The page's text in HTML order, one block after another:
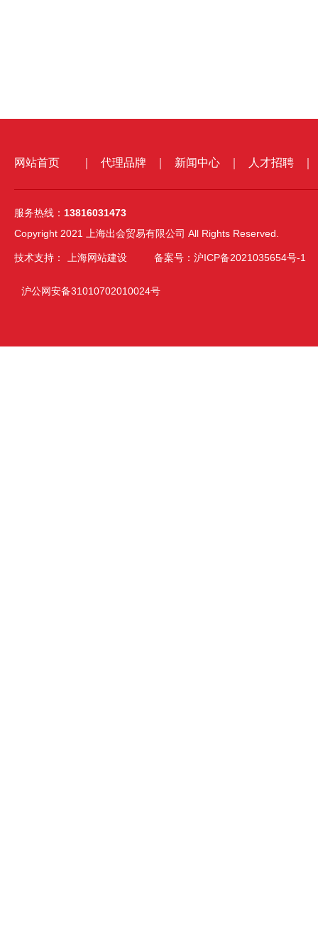
网站首页 代理品牌 新闻中心 人才招聘
服务热线： 13816031473
Copyright 2021 上海出会贸易有限公司 All Rights Reserved.
技术支持： 上海网站建设 备案号：沪ICP备2021035654号-1
沪公网安备31010702010024号